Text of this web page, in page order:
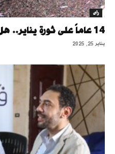
رأى
14 عاماً على ثورة يناير.. هل تعلمنا شيئاً؟
يناير 25, 2025